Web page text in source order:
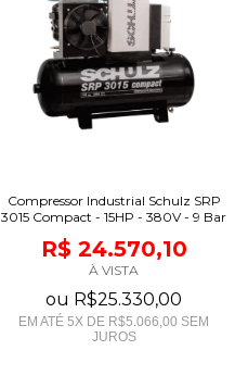
Compressor Industrial Schulz SRP
3015 Compact - 15HP - 380V - 9 Bar
R$ 24.570,10
À VISTA
ou R$25.330,00
EM ATÉ 5X DE R$5.066,00 SEM
JUROS